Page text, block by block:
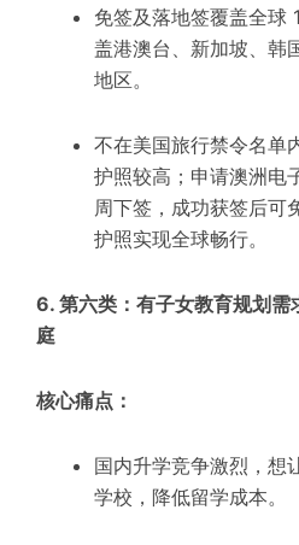
免签及落地签覆盖全球
盖港澳台、新加坡、韩
地区。
不在美国旅行禁令名单
护照较高；申请澳洲电
周下签，成功获签后可
护照实现全球畅行。
6. 第六类：有子女教育规划需
庭
核心痛点：
国内升学竞争激烈，想
学校，降低留学成本。